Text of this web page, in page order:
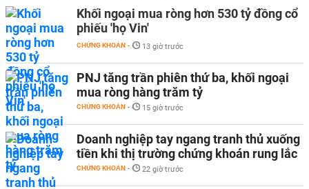
Khối ngoại mua ròng hơn 530 tỷ đồng cổ
phiếu 'họ Vin'
CHỨNG KHOÁN - 13 giờ trước
PNJ tăng trần phiên thứ ba, khối ngoại
mua ròng hàng trăm tỷ
CHỨNG KHOÁN - 15 giờ trước
Doanh nghiệp tay ngang tranh thủ xuống
tiền khi thị trường chứng khoán rung lắc
CHỨNG KHOÁN - 22 giờ trước